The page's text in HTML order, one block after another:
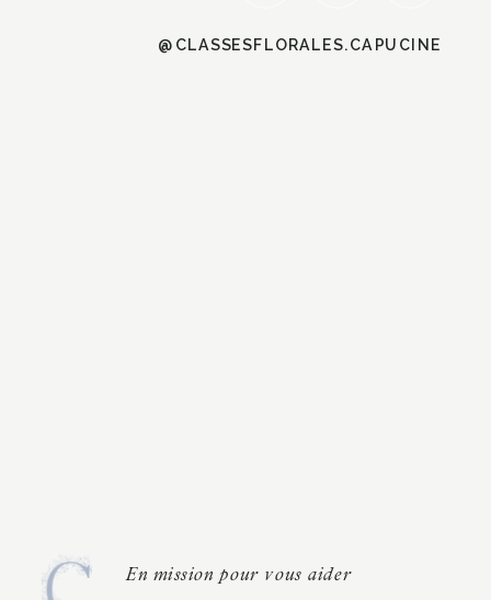
@CLASSESFLORALES.CAPUCINE
En mission pour vous aider